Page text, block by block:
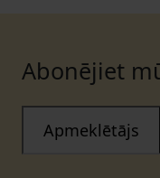
Abonējiet
Apmeklētājs